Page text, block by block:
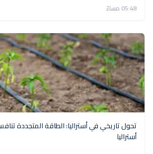
05:48 مساءً
تحول تاريخي في أستراليا: الطاقة المتجددة
أستراليا